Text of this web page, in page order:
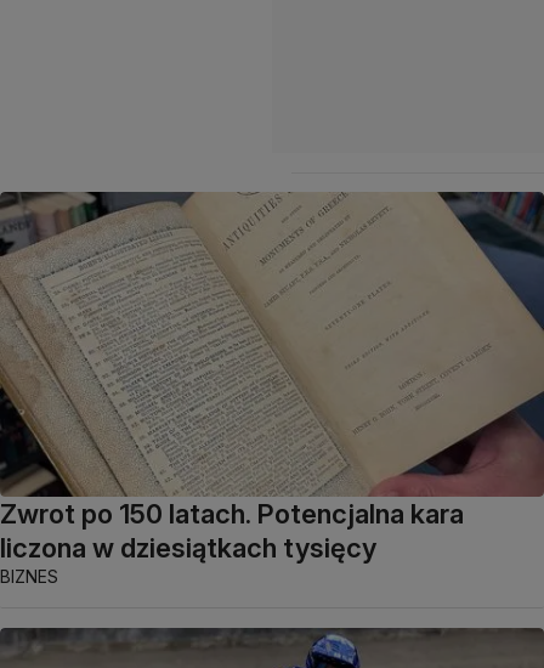
Zwrot po 150 latach. Potencjalna kara
liczona w dziesiątkach tysięcy
BIZNES